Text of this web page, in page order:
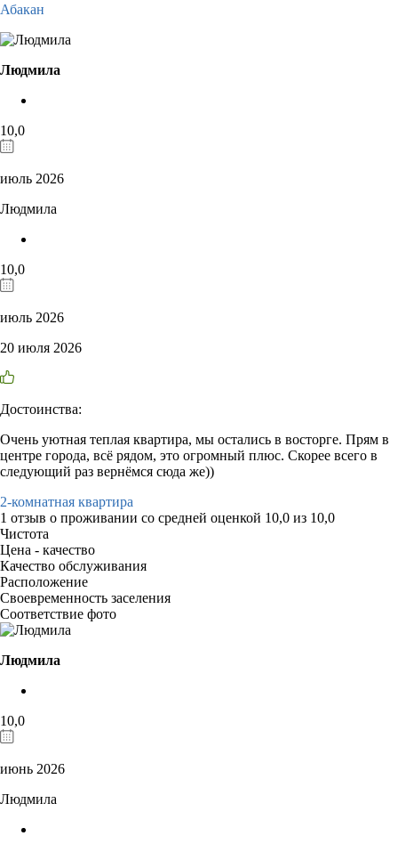
Абакан
Людмила
10,0
июль 2026
Людмила
10,0
июль 2026
20 июля 2026
Достоинства:
Очень уютная теплая квартира, мы остались в восторге. Прям в
центре города, всё рядом, это огромный плюс. Скорее всего в
следующий раз вернёмся сюда же))
2-комнатная квартира
1 отзыв о проживании со средней оценкой 10,0 из 10,0
Чистота
Цена - качество
Качество обслуживания
Расположение
Своевременность заселения
Соответствие фото
Людмила
10,0
июнь 2026
Людмила